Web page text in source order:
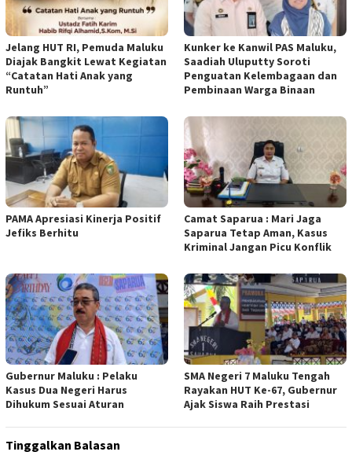
Jelang HUT RI, Pemuda Maluku
Diajak Bangkit Lewat Kegiatan
“Catatan Hati Anak yang
Runtuh”
Kunker ke Kanwil PAS Maluku,
Saadiah Uluputty Soroti
Penguatan Kelembagaan dan
Pembinaan Warga Binaan
PAMA Apresiasi Kinerja Positif
Jefiks Berhitu
Camat Saparua : Mari Jaga
Saparua Tetap Aman, Kasus
Kriminal Jangan Picu Konflik
Gubernur Maluku : Pelaku
Kasus Dua Negeri Harus
Dihukum Sesuai Aturan
SMA Negeri 7 Maluku Tengah
Rayakan HUT Ke-67, Gubernur
Ajak Siswa Raih Prestasi
Tinggalkan Balasan